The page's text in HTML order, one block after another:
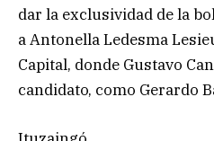
dar la exclusividad de la
a Antonella Ledesma
Capital, donde Gustavo
candidato, como Gerardo